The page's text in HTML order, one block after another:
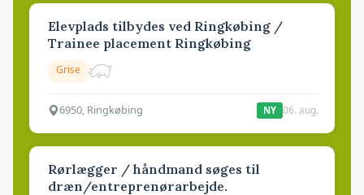
Elevplads tilbydes ved Ringkøbing /
Trainee placement Ringkøbing
Grise
6950, Ringkøbing NY 06. aug.
Rørlægger / håndmand søges til
dræn/entreprenørarbejde.